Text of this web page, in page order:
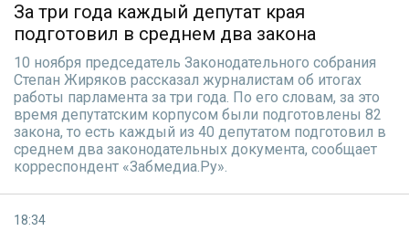
За три года каждый депутат края
подготовил в среднем два закона
10 ноября председатель Законодательного собрания
Степан Жиряков рассказал журналистам об итогах
работы парламента за три года. По его словам, за это
время депутатским корпусом были подготовлены 82
закона, то есть каждый из 40 депутатом подготовил в
среднем два законодательных документа, сообщает
корреспондент «Забмедиа.Ру».
18:34